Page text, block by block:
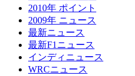
2010年 ポイント
2009年 ニュース
最新ニュース
最新F1ニュース
インディニュース
WRCニュース